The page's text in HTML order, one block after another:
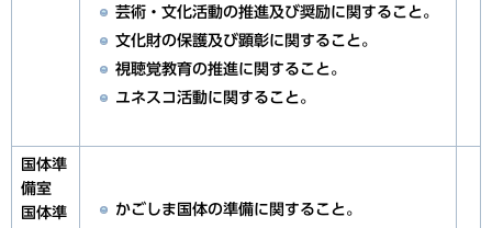
芸術・文化活動の推進及び奨励に関すること。
文化財の保護及び顕彰に関すること。
視聴覚教育の推進に関すること。
ユネスコ活動に関すること。
国体準
備室
国体準
かごしま国体の準備に関すること。